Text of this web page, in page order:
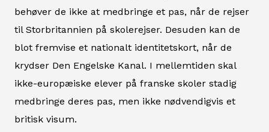
behøver de ikke at medbringe et pas, når de rejser
til Storbritannien på skolerejser. Desuden kan de
blot fremvise et nationalt identitetskort, når de
krydser Den Engelske Kanal. I mellemtiden skal
ikke-europæiske elever på franske skoler stadig
medbringe deres pas, men ikke nødvendigvis et
britisk visum.